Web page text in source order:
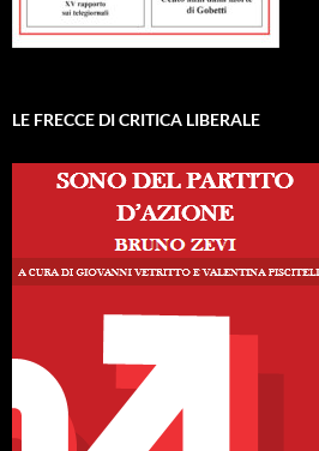
LE FRECCE DI CRITICA LIBERALE